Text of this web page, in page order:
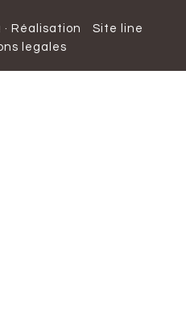
· Réalisation
Site line
legales